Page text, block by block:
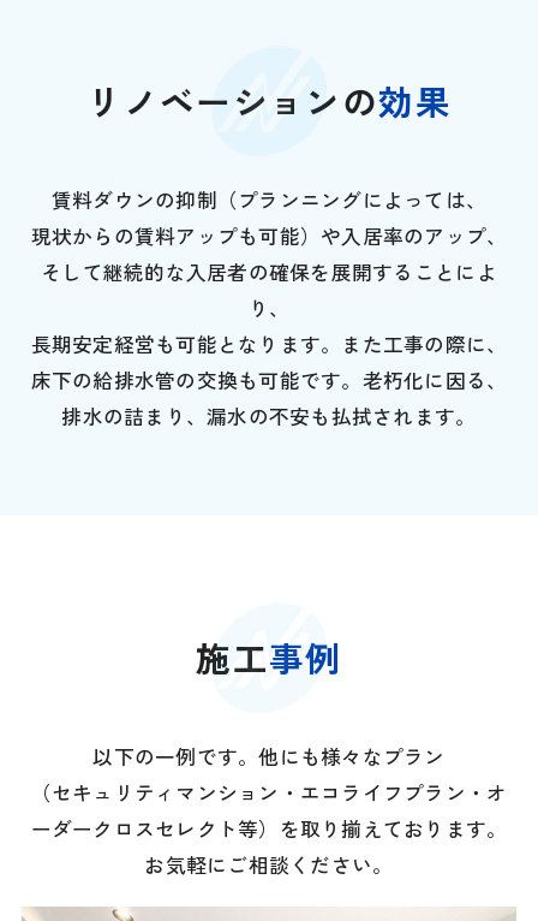
リノベーションの効果
賃料ダウンの抑制（プランニングによっては、
現状からの賃料アップも可能）や入居率のアップ、
そして継続的な入居者の確保を展開することによ
り、
長期安定経営も可能となります。また工事の際に、
床下の給排水管の交換も可能です。老朽化に因る、
排水の詰まり、漏水の不安も払拭されます。
施工事例
以下の一例です。他にも様々なプラン
（セキュリティマンション・エコライフプラン・オ
ーダークロスセレクト等）を取り揃えております。
お気軽にご相談ください。